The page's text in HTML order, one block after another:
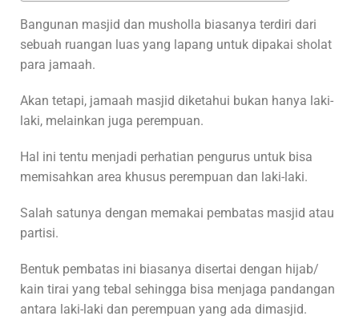
Bangunan masjid dan musholla biasanya terdiri dari
sebuah ruangan luas yang lapang untuk dipakai sholat
para jamaah.
Akan tetapi, jamaah masjid diketahui bukan hanya laki-
laki, melainkan juga perempuan.
Hal ini tentu menjadi perhatian pengurus untuk bisa
memisahkan area khusus perempuan dan laki-laki.
Salah satunya dengan memakai pembatas masjid atau
partisi.
Bentuk pembatas ini biasanya disertai dengan hijab/
kain tirai yang tebal sehingga bisa menjaga pandangan
antara laki-laki dan perempuan yang ada dimasjid.